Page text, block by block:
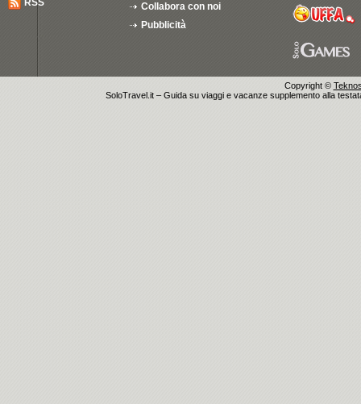
RSS
Collabora con noi
Pubblicità
Copyright ©
SoloTravel.it – Guida su viaggi e vacanze supplemento alla